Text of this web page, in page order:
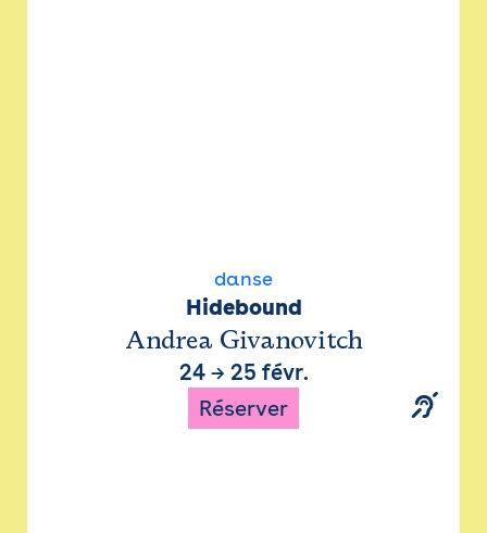
danse
Hidebound
Andrea Givanovitch
24→ 25 févr.
Réserver